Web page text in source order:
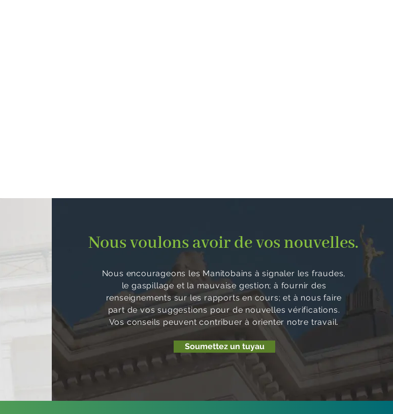
Nous voulons avoir de vos nouvelles.
Nous encourageons les Manitobains à signaler les fraudes,
le gaspillage et la mauvaise gestion; à fournir des
renseignements sur les rapports en cours; et à nous faire
part de vos suggestions pour de nouvelles vérifications.
Vos conseils peuvent contribuer à orienter notre travail.
Soumettez un tuyau